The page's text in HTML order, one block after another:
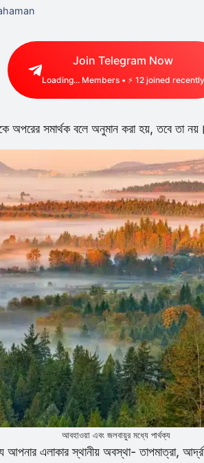
Join Telegram Now
Loading...Members • ⚡ 12joined recently
অপরের সমার্থক বলে অনুমান করা হয়, তবে তা
আবহাওয়া এবং জলবায়ুর মধ্যে পার্থক্য
এলাকার স্থানীয় অবস্থা- তাপমাত্রা,